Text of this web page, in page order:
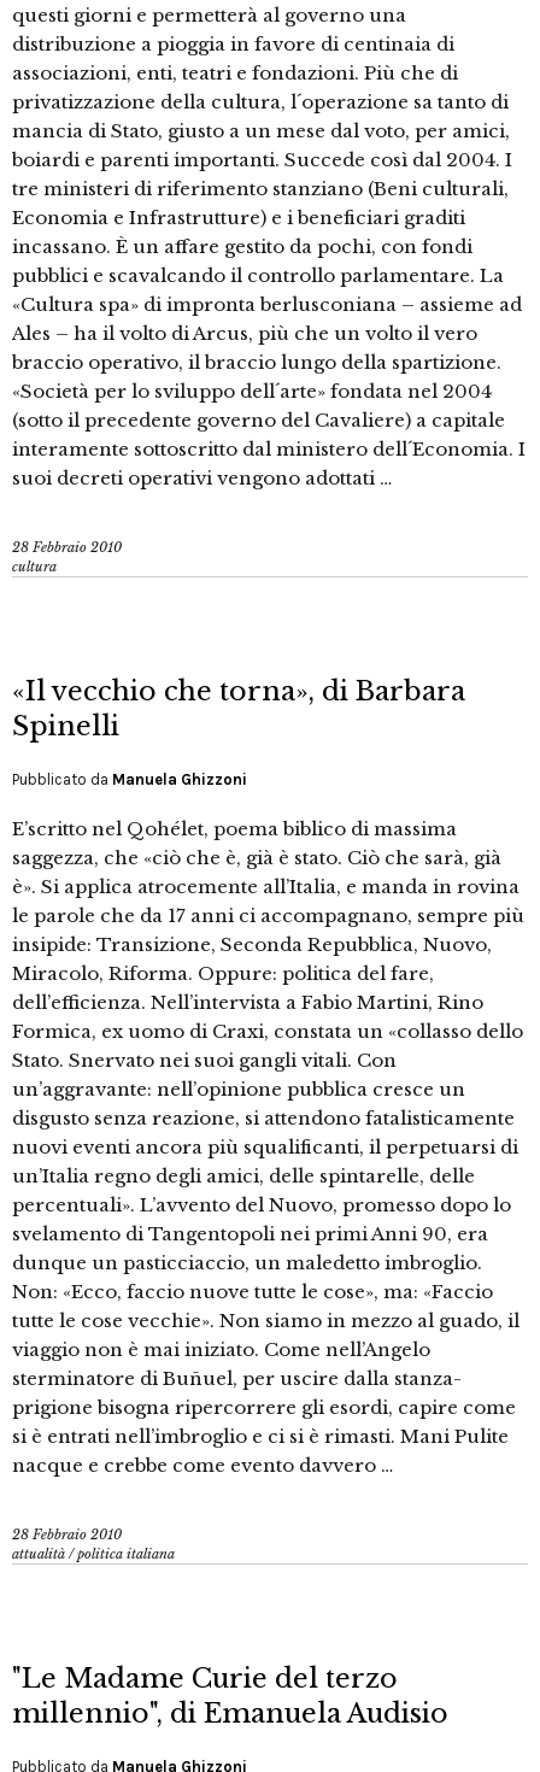
questi giorni e permetterà al governo una
distribuzione a pioggia in favore di centinaia di
associazioni, enti, teatri e fondazioni. Più che di
privatizzazione della cultura, l´operazione sa tanto di
mancia di Stato, giusto a un mese dal voto, per amici,
boiardi e parenti importanti. Succede così dal 2004. I
tre ministeri di riferimento stanziano (Beni culturali,
Economia e Infrastrutture) e i beneficiari graditi
incassano. È un affare gestito da pochi, con fondi
pubblici e scavalcando il controllo parlamentare. La
«Cultura spa» di impronta berlusconiana – assieme ad
Ales – ha il volto di Arcus, più che un volto il vero
braccio operativo, il braccio lungo della spartizione.
«Società per lo sviluppo dell´arte» fondata nel 2004
(sotto il precedente governo del Cavaliere) a capitale
interamente sottoscritto dal ministero dell´Economia. I
suoi decreti operativi vengono adottati …
28 Febbraio 2010
cultura
«Il vecchio che torna», di Barbara
Spinelli
Pubblicato da Manuela Ghizzoni
E’scritto nel Qohélet, poema biblico di massima
saggezza, che «ciò che è, già è stato. Ciò che sarà, già
è». Si applica atrocemente all’Italia, e manda in rovina
le parole che da 17 anni ci accompagnano, sempre più
insipide: Transizione, Seconda Repubblica, Nuovo,
Miracolo, Riforma. Oppure: politica del fare,
dell’efficienza. Nell’intervista a Fabio Martini, Rino
Formica, ex uomo di Craxi, constata un «collasso dello
Stato. Snervato nei suoi gangli vitali. Con
un’aggravante: nell’opinione pubblica cresce un
disgusto senza reazione, si attendono fatalisticamente
nuovi eventi ancora più squalificanti, il perpetuarsi di
un’Italia regno degli amici, delle spintarelle, delle
percentuali». L’avvento del Nuovo, promesso dopo lo
svelamento di Tangentopoli nei primi Anni 90, era
dunque un pasticciaccio, un maledetto imbroglio.
Non: «Ecco, faccio nuove tutte le cose», ma: «Faccio
tutte le cose vecchie». Non siamo in mezzo al guado, il
viaggio non è mai iniziato. Come nell’Angelo
sterminatore di Buñuel, per uscire dalla stanza-
prigione bisogna ripercorrere gli esordi, capire come
si è entrati nell’imbroglio e ci si è rimasti. Mani Pulite
nacque e crebbe come evento davvero …
28 Febbraio 2010
attualità /politica italiana
"Le Madame Curie del terzo
millennio", di Emanuela Audisio
Pubblicato da Manuela Ghizzoni